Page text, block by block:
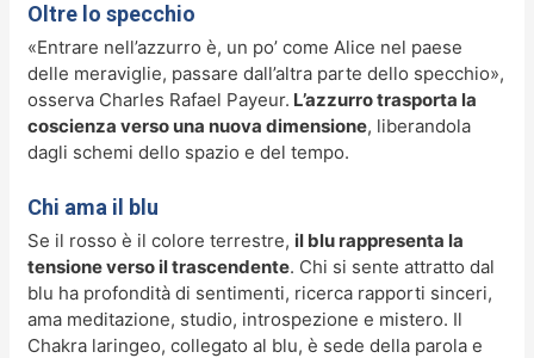
Oltre lo specchio
«Entrare nell’azzurro è, un po’ come Alice nel paese
delle meraviglie, passare dall’altra parte dello specchio»,
osserva Charles Rafael Payeur. L’azzurro trasporta la
coscienza verso una nuova dimensione, liberandola
dagli schemi dello spazio e del tempo.
Chi ama il blu
Se il rosso è il colore terrestre, il blu rappresenta la
tensione verso il trascendente. Chi si sente attratto dal
blu ha profondità di sentimenti, ricerca rapporti sinceri,
ama meditazione, studio, introspezione e mistero. Il
Chakra laringeo, collegato al blu, è sede della parola e